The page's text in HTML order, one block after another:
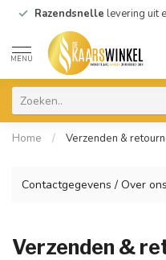
Razendsnelle levering uit
MENU
Home / Verzenden &
Contactgegevens / Over ons
Verzenden &